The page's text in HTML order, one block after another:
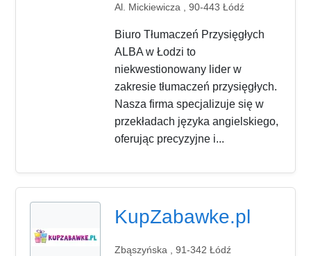
Al. Mickiewicza , 90-443 Łódź
Biuro Tłumaczeń Przysięgłych
ALBA w Łodzi to
niekwestionowany lider w
zakresie tłumaczeń przysięgłych.
Nasza firma specjalizuje się w
przekładach języka angielskiego,
oferując precyzyjne i...
KupZabawke.pl
Zbąszyńska , 91-342 Łódź